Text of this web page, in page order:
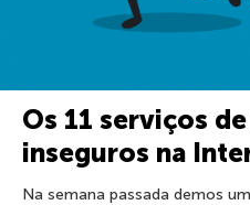
Os 11 serviços
inseguros na
Na semana passada demos